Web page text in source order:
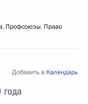
, Профсоюзы, Право
Добавить в Календарь